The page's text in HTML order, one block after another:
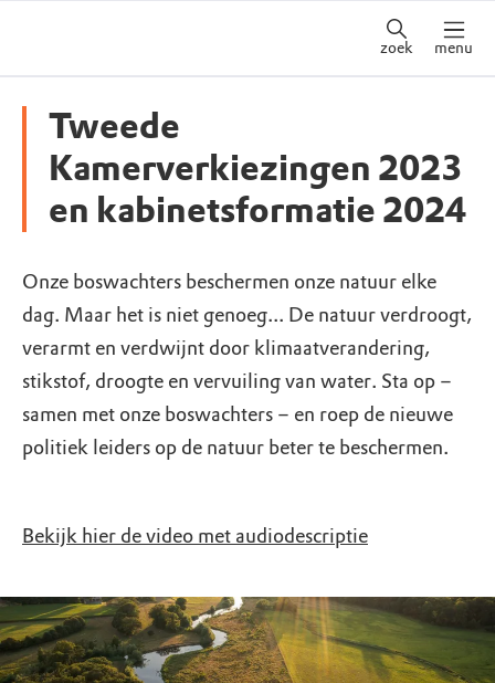
zoek menu
Tweede
Kamerverkiezingen 2023
en kabinetsformatie 2024
Onze boswachters beschermen onze natuur elke
dag. Maar het is niet genoeg... De natuur verdroogt,
verarmt en verdwijnt door klimaatverandering,
stikstof, droogte en vervuiling van water. Sta op −
samen met onze boswachters − en roep de nieuwe
politiek leiders op de natuur beter te beschermen.
Bekijk hier de video met audiodescriptie